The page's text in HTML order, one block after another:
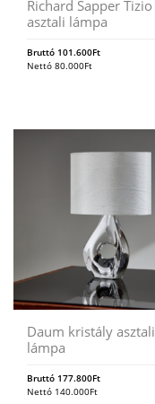
Richard Sapper Tizio
asztali lámpa
Bruttó 101.600Ft
Nettó 80.000Ft
Daum kristály asztali
lámpa
Bruttó 177.800Ft
Nettó 140.000Ft